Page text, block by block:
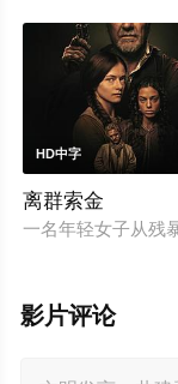
HD中字
离群索金
一名年轻女子从残
影片评论